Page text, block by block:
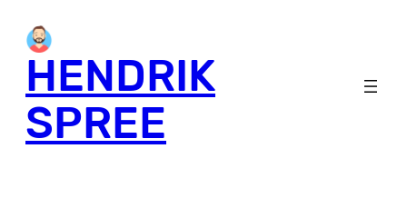
content
HENDRIK
SPREE